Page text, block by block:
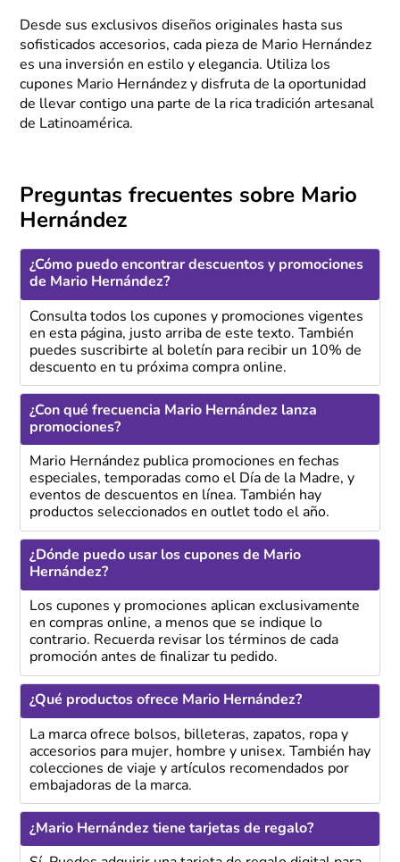
Desde sus exclusivos diseños originales hasta sus
sofisticados accesorios, cada pieza de Mario Hernández
es una inversión en estilo y elegancia. Utiliza los
cupones Mario Hernández y disfruta de la oportunidad
de llevar contigo una parte de la rica tradición artesanal
de Latinoamérica.
Preguntas frecuentes sobre Mario
Hernández
¿Cómo puedo encontrar descuentos y promociones
de Mario Hernández?
Consulta todos los cupones y promociones vigentes
en esta página, justo arriba de este texto. También
puedes suscribirte al boletín para recibir un 10% de
descuento en tu próxima compra online.
¿Con qué frecuencia Mario Hernández lanza
promociones?
Mario Hernández publica promociones en fechas
especiales, temporadas como el Día de la Madre, y
eventos de descuentos en línea. También hay
productos seleccionados en outlet todo el año.
¿Dónde puedo usar los cupones de Mario
Hernández?
Los cupones y promociones aplican exclusivamente
en compras online, a menos que se indique lo
contrario. Recuerda revisar los términos de cada
promoción antes de finalizar tu pedido.
¿Qué productos ofrece Mario Hernández?
La marca ofrece bolsos, billeteras, zapatos, ropa y
accesorios para mujer, hombre y unisex. También hay
colecciones de viaje y artículos recomendados por
embajadoras de la marca.
¿Mario Hernández tiene tarjetas de regalo?